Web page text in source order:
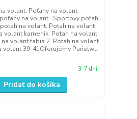
volant. Poťahy na volant
na volant . Sportovy potah
na volant. Potah na volant
volant kamenik. Potah na volant
volant fabia 2. Potah na volant
volant 39-41Oferujemy Państwu
3-7 dni
Pridať do košíka